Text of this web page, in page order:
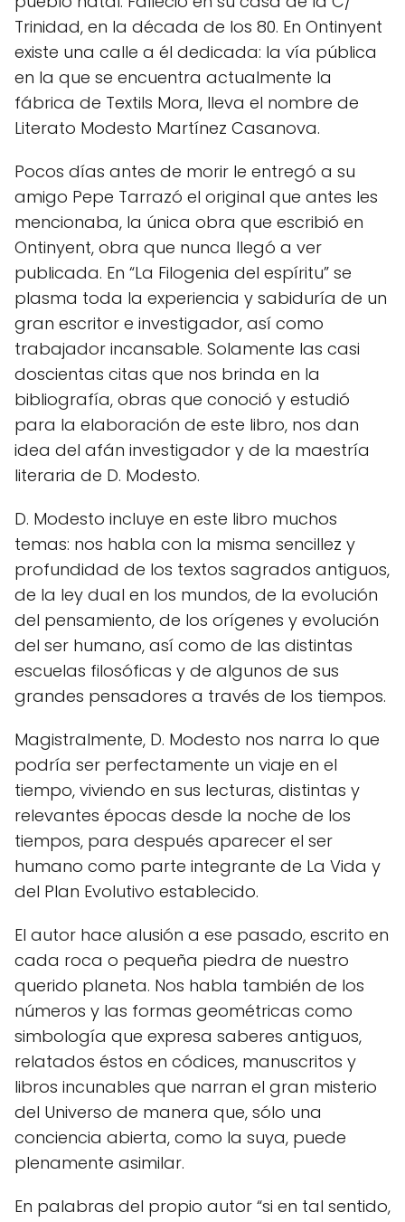
Trinidad, en la década de los 80. En Ontinyent
existe una calle a él dedicada: la vía pública
en la que se encuentra actualmente la
fábrica de Textils Mora, lleva el nombre de
Literato Modesto Martínez Casanova.
Pocos días antes de morir le entregó a su
amigo Pepe Tarrazó el original que antes les
mencionaba, la única obra que escribió en
Ontinyent, obra que nunca llegó a ver
publicada. En “La Filogenia del espíritu” se
plasma toda la experiencia y sabiduría de un
gran escritor e investigador, así como
trabajador incansable. Solamente las casi
doscientas citas que nos brinda en la
bibliografía, obras que conoció y estudió
para la elaboración de este libro, nos dan
idea del afán investigador y de la maestría
literaria de D. Modesto.
D. Modesto incluye en este libro muchos
temas: nos habla con la misma sencillez y
profundidad de los textos sagrados antiguos,
de la ley dual en los mundos, de la evolución
del pensamiento, de los orígenes y evolución
del ser humano, así como de las distintas
escuelas filosóficas y de algunos de sus
grandes pensadores a través de los tiempos.
Magistralmente, D. Modesto nos narra lo que
podría ser perfectamente un viaje en el
tiempo, viviendo en sus lecturas, distintas y
relevantes épocas desde la noche de los
tiempos, para después aparecer el ser
humano como parte integrante de La Vida y
del Plan Evolutivo establecido.
El autor hace alusión a ese pasado, escrito en
cada roca o pequeña piedra de nuestro
querido planeta. Nos habla también de los
números y las formas geométricas como
simbología que expresa saberes antiguos,
relatados éstos en códices, manuscritos y
libros incunables que narran el gran misterio
del Universo de manera que, sólo una
conciencia abierta, como la suya, puede
plenamente asimilar.
En palabras del propio autor “si en tal sentido,